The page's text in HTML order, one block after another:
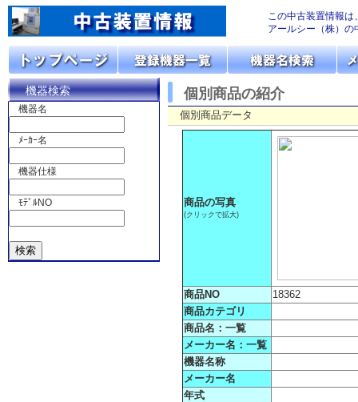
この中古装置情報は
アールシー（株）
機器検索
機器名
ﾒｰｶｰ名
機器仕様
ﾓﾃﾞﾙNO
個別商品の紹介
個別商品データ
商品の写真
(クリックで拡大)
商品NO
18362
商品カテゴリ
商品名：一覧
メーカー名：一覧
機器名称
メーカー名
年式